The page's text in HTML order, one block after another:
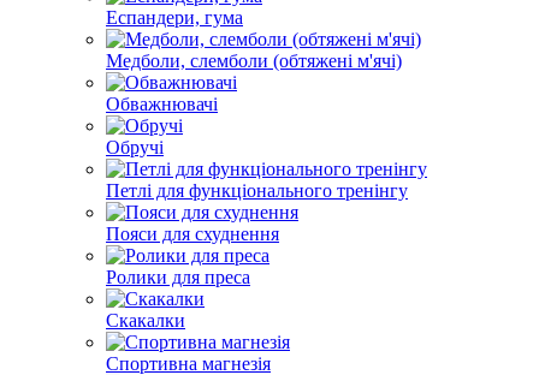
Еспандери, гума
Медболи, слемболи (обтяжені м'ячі)
Обважнювачі
Обручі
Петлі для функціонального тренінгу
Пояси для схуднення
Ролики для преса
Скакалки
Спортивна магнезія